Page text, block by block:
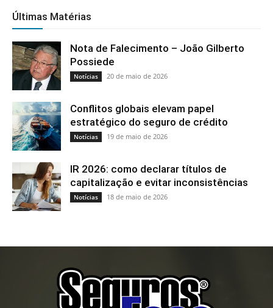
Últimas Matérias
Nota de Falecimento – João Gilberto
Possiede
Notícias 20 de maio de 2026
Conflitos globais elevam papel
estratégico do seguro de crédito
Notícias 19 de maio de 2026
IR 2026: como declarar títulos de
capitalização e evitar inconsistências
Notícias 18 de maio de 2026